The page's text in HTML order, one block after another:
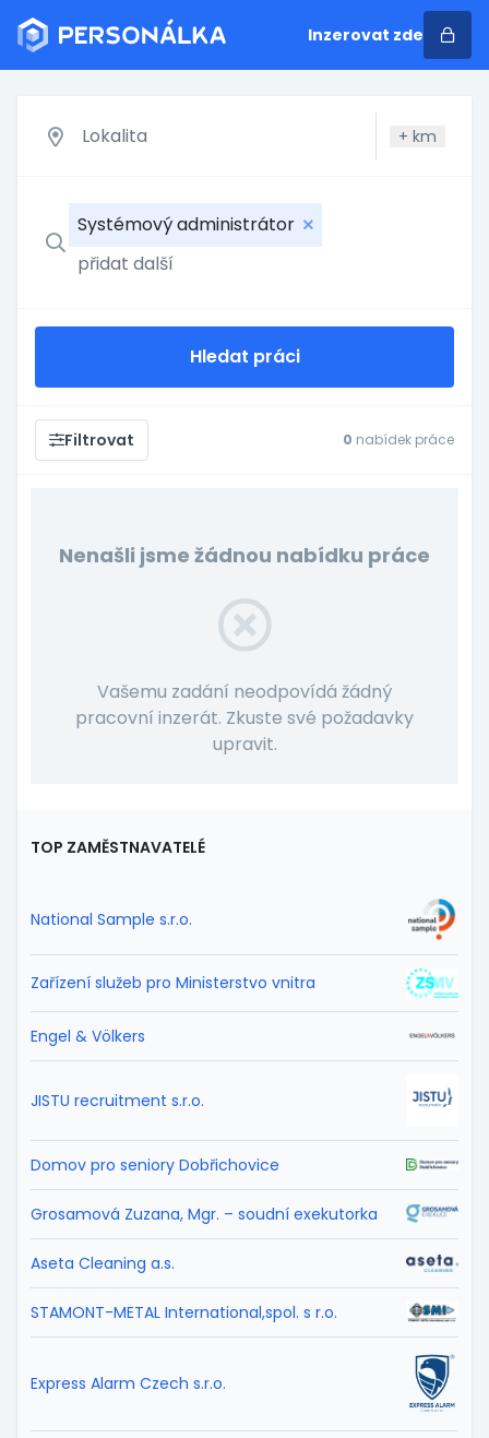
Inzerovat zde
+ km
Systémový administrátor
Hledat práci
Filtrovat 0 nabídek práce
Nenašli jsme žádnou nabídku práce
Vašemu zadání neodpovídá žádný
pracovní inzerát. Zkuste své požadavky
upravit.
TOP ZAMĚSTNAVATELÉ
National Sample s.r.o.
Zařízení služeb pro Ministerstvo vnitra
Engel & Völkers
JISTU recruitment s.r.o.
Domov pro seniory Dobřichovice
Grosamová Zuzana, Mgr. – soudní exekutorka
Aseta Cleaning a.s.
STAMONT-METAL International,spol. s r.o.
Express Alarm Czech s.r.o.